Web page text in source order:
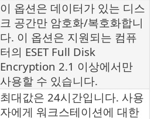
이 옵션은 데이터가 있는 디스
크 공간만 암호화/복호화합니
다. 이 옵션은 지원되는 컴퓨
터의 ESET Full Disk
Encryption 2.1 이상에서만
사용할 수 있습니다.
최대값은 24시간입니다. 사용
자에게 워크스테이션에 대한